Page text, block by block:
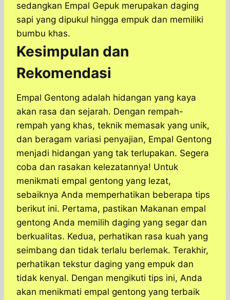
sedangkan Empal Gepuk merupakan daging
sapi yang dipukul hingga empuk dan memiliki
bumbu khas.
Kesimpulan dan
Rekomendasi
Empal Gentong adalah hidangan yang kaya
akan rasa dan sejarah. Dengan rempah-
rempah yang khas, teknik memasak yang unik,
dan beragam variasi penyajian, Empal Gentong
menjadi hidangan yang tak terlupakan. Segera
coba dan rasakan kelezatannya! Untuk
menikmati empal gentong yang lezat,
sebaiknya Anda memperhatikan beberapa tips
berikut ini. Pertama, pastikan Makanan empal
gentong Anda memilih daging yang segar dan
berkualitas. Kedua, perhatikan rasa kuah yang
seimbang dan tidak terlalu berlemak. Terakhir,
perhatikan tekstur daging yang empuk dan
tidak kenyal. Dengan mengikuti tips ini, Anda
akan menikmati empal gentong yang terbaik